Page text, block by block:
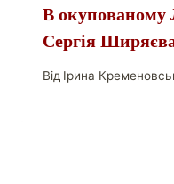
В окупованому
Сергія
Від Ірина